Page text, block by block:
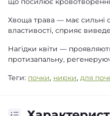
Хвоща трава — має сильні
властивості, сприяє
Нагідки квіти —
протизапальну,
Теги: почки, нирки, для